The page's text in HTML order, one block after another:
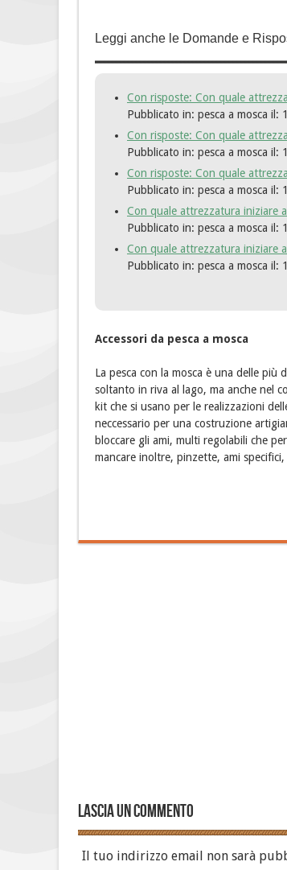
Leggi anche le Domande e
Con risposte: Con quale
Pubblicato in: pesca a mosca il:
Con risposte: Con quale
Pubblicato in: pesca a mosca il:
Con risposte: Con quale
Pubblicato in: pesca a mosca il:
Con quale attrezzatura iniziare
Pubblicato in: pesca a mosca il:
Con quale attrezzatura iniziare
Pubblicato in: pesca a mosca il:
Accessori da pesca a mosca
La pesca con la mosca è una delle più
soltanto in riva al lago, ma anche nel
kit che si usano per le realizzazioni
neccessario per una costruzione
bloccare gli ami, multi regolabili che
mancare inoltre, pinzette, ami
Lascia un commento
Il tuo indirizzo email non sarà